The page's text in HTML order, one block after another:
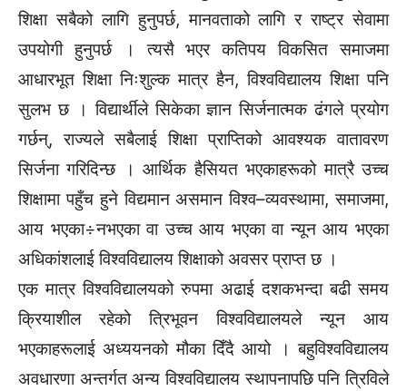
शिक्षा सबैको लागि हुनुपर्छ, मानवताको लागि र राष्ट्र सेवामा
उपयोगी हुनुपर्छ । त्यसै भएर कतिपय विकसित समाजमा
आधारभूत शिक्षा निःशुल्क मात्र हैन, विश्वविद्यालय शिक्षा पनि
सुलभ छ । विद्यार्थीले सिकेका ज्ञान सिर्जनात्मक ढंगले प्रयोग
गर्छन्, राज्यले सबैलाई शिक्षा प्राप्तिको आवश्यक वातावरण
सिर्जना गरिदिन्छ । आर्थिक हैसियत भएकाहरूको मात्रै उच्च
शिक्षामा पहुँच हुने विद्यमान असमान विश्व–व्यवस्थामा, समाजमा,
आय भएका÷नभएका वा उच्च आय भएका वा न्यून आय भएका
अधिकांशलाई विश्वविद्यालय शिक्षाको अवसर प्राप्त छ ।
एक मात्र विश्वविद्यालयको रुपमा अढाई दशकभन्दा बढी समय
क्रियाशील रहेको त्रिभूवन विश्वविद्यालयले न्यून आय
भएकाहरूलाई अध्ययनको मौका दिँदै आयो । बहुविश्वविद्यालय
अवधारणा अन्तर्गत अन्य विश्वविद्यालय स्थापनापछि पनि त्रिविले